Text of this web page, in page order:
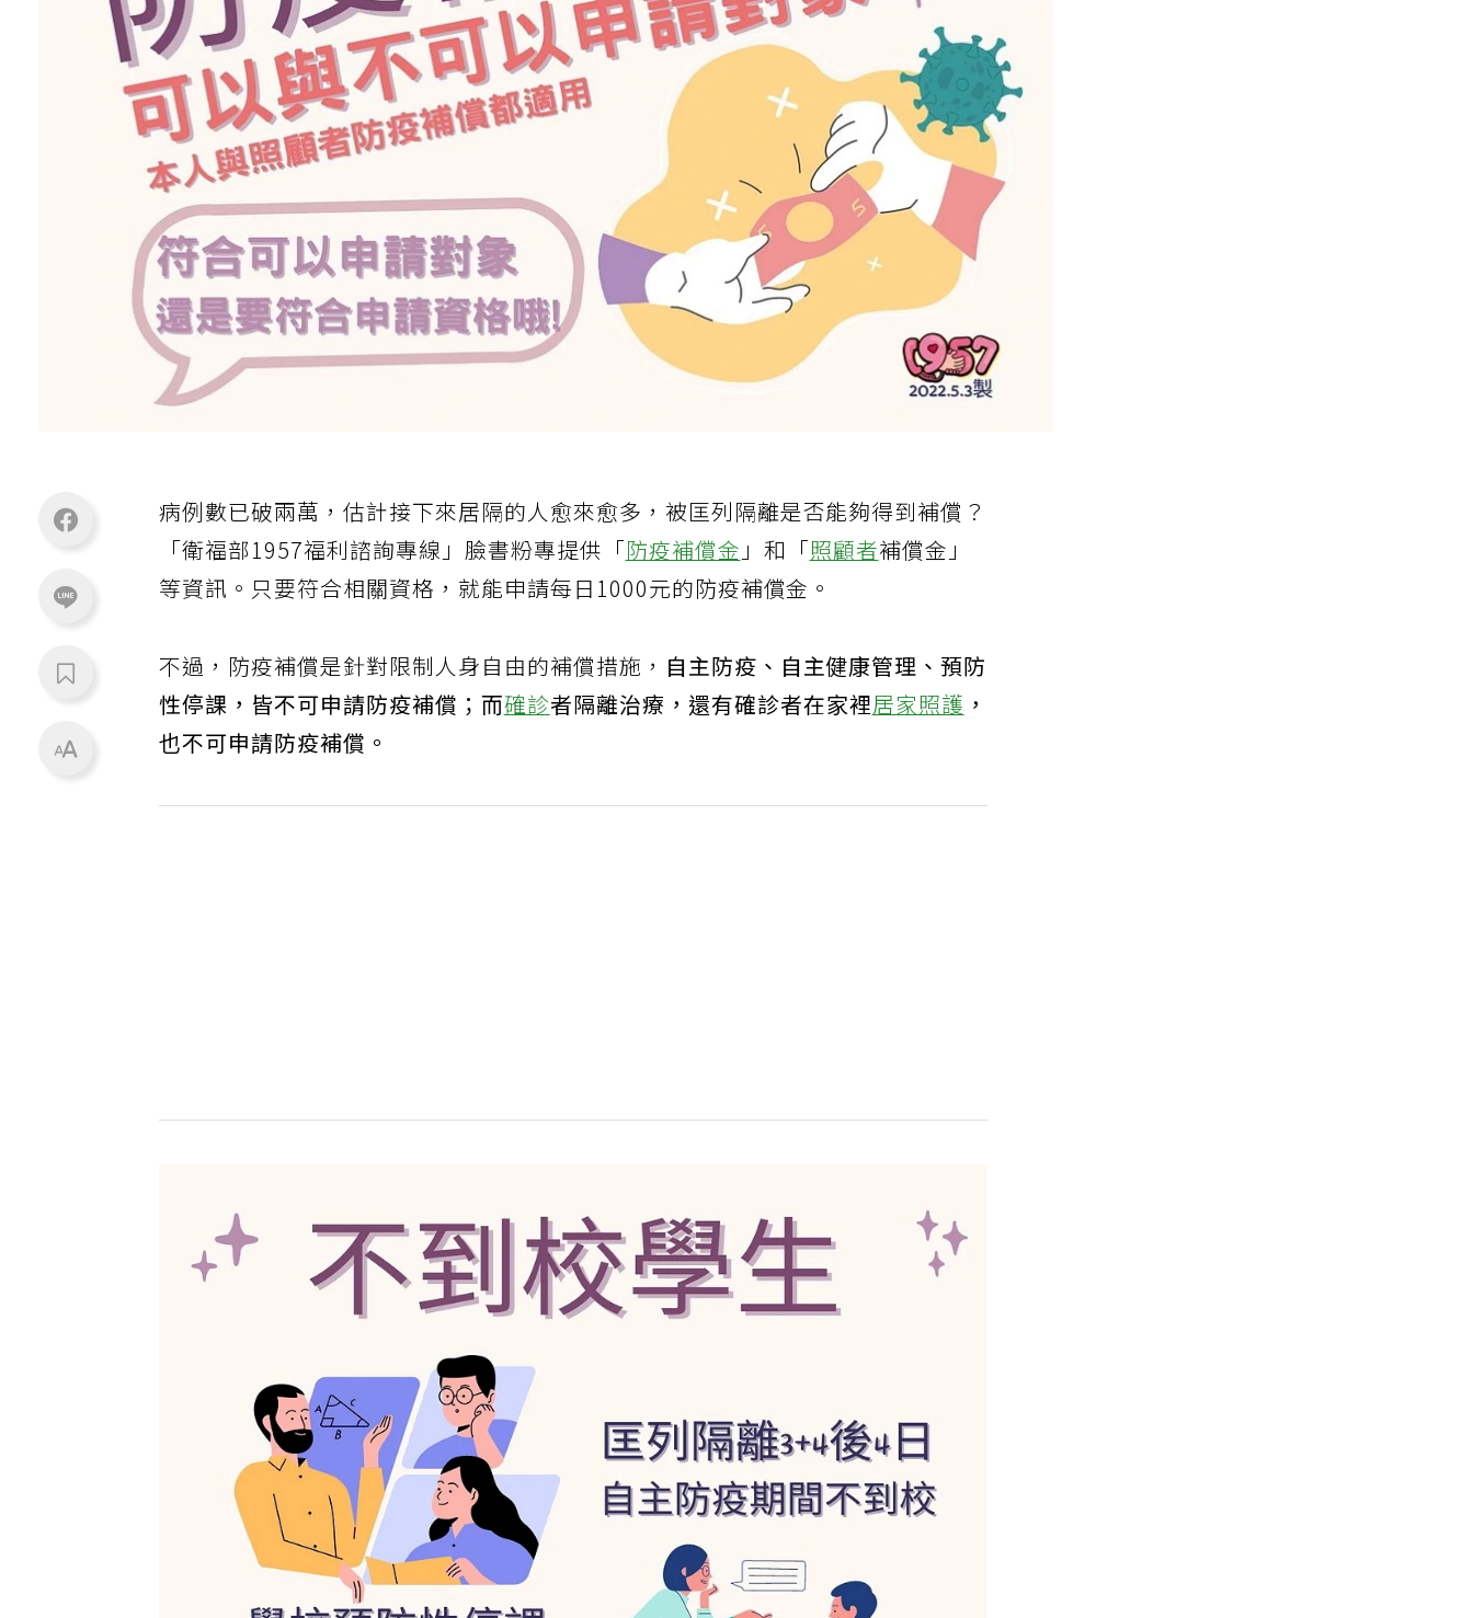
病例數已破兩萬，估計接下來居隔的人愈來愈多，被匡列隔離是否能夠得到補償？
「衛福部1957福利諮詢專線」臉書粉專提供「防疫補償金」和「照顧者補償金」
等資訊。只要符合相關資格，就能申請每日1000元的防疫補償金。
不過，防疫補償是針對限制人身自由的補償措施， 自主防疫、自主健康管理、預防
性停課，皆不可申請防疫補償；而確診者隔離治療，還有確診者在家裡居家照護 ，
也不可申請防疫補償。